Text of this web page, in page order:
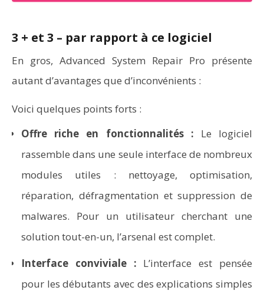
3 + et 3 – par rapport à ce logiciel
En gros, Advanced System Repair Pro présente
autant d’avantages que d’inconvénients :
Voici quelques points forts :
Offre riche en fonctionnalités : Le logiciel
rassemble dans une seule interface de nombreux
modules utiles : nettoyage, optimisation,
réparation, défragmentation et suppression de
malwares. Pour un utilisateur cherchant une
solution tout-en-un, l’arsenal est complet.
Interface conviviale : L’interface est pensée
pour les débutants avec des explications simples